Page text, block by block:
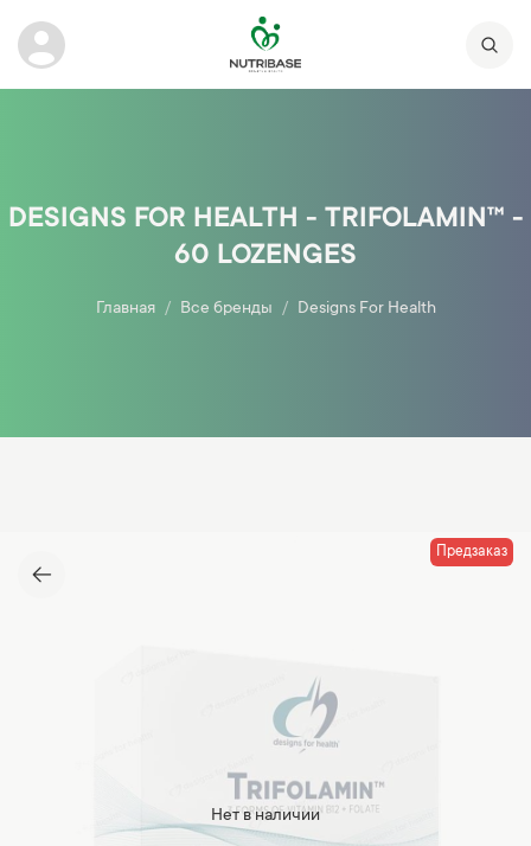
DESIGNS FOR HEALTH - TRIFOLAMIN™ -
60 LOZENGES
Главная Все бренды Designs For Health
Нет в наличии
Предзаказ